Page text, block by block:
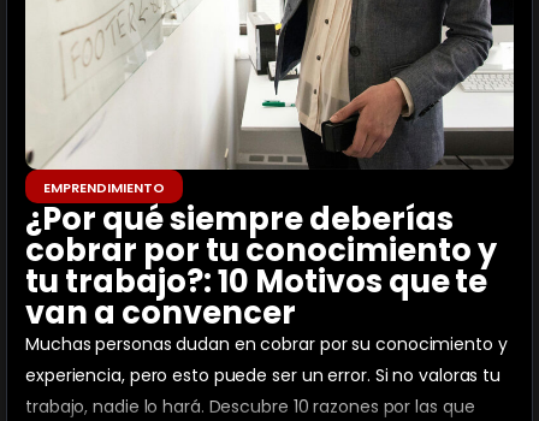
EMPRENDIMIENTO
¿Por qué siempre deberías
cobrar por tu conocimiento y
tu trabajo?: 10 Motivos que te
van a convencer
Muchas personas dudan en cobrar por su conocimiento y
experiencia, pero esto puede ser un error. Si no valoras tu
trabajo, nadie lo hará. Descubre 10 razones por las que